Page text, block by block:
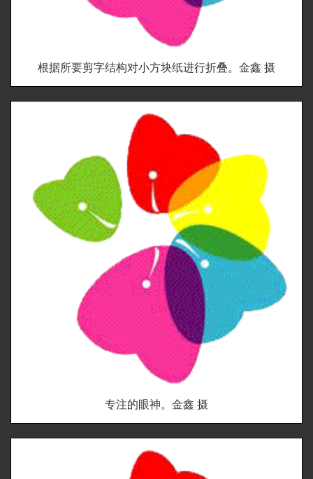
根据所要剪字结构对小方块纸进行折叠。金鑫 摄
专注的眼神。金鑫 摄